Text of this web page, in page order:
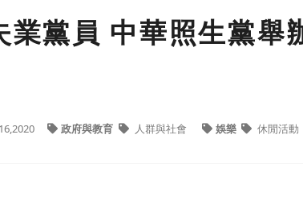
業黨員 中華照生黨舉
政府與教育 人群與社會 娛樂 休閒活動